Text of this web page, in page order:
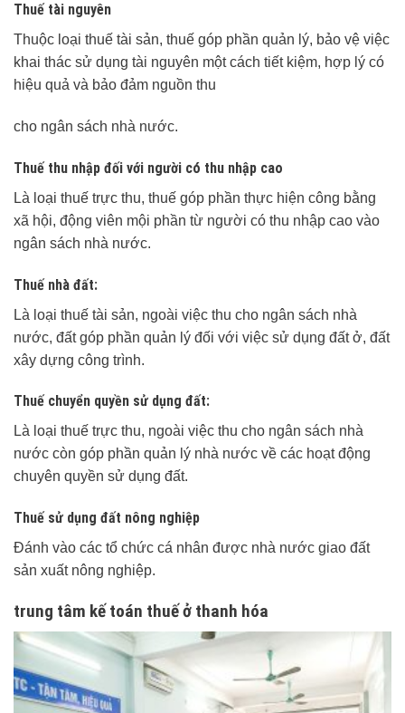
Thuế tài nguyên
Thuộc loại thuế tài sản, thuế góp phần quản lý, bảo vệ việc
khai thác sử dụng tài nguyên một cách tiết kiệm, hợp lý có
hiệu quả và bảo đảm nguồn thu
cho ngân sách nhà nước.
Thuế thu nhập đối với người có thu nhập cao
Là loại thuế trực thu, thuế góp phần thực hiện công bằng
xã hội, động viên mội phần từ người có thu nhập cao vào
ngân sách nhà nước.
Thuế nhà đất:
Là loại thuế tài sản, ngoài việc thu cho ngân sách nhà
nước, đất góp phần quản lý đối với việc sử dụng đất ở, đất
xây dựng công trình.
Thuế chuyển quyền sử dụng đất:
Là loại thuế trực thu, ngoài việc thu cho ngân sách nhà
nước còn góp phần quản lý nhà nước về các hoạt động
chuyên quyền sử dụng đất.
Thuế sử dụng đất nông nghiệp
Đánh vào các tổ chức cá nhân được nhà nước giao đất
sản xuất nông nghiệp.
trung tâm kế toán thuế ở thanh hóa